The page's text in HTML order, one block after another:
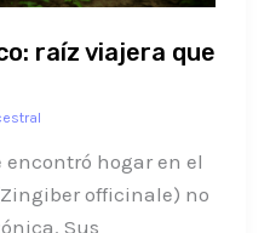
raíz viajera que
hogar en el
officinale) no
Sus